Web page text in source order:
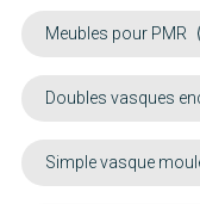
Meubles pour PMR
Doubles vasques
Simple vasque